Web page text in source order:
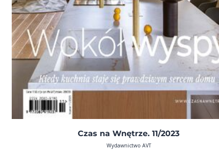
Czas na Wnętrze. 11/2023
Wydawnictwo AVT